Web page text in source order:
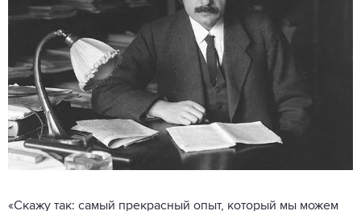
«Скажу так: самый прекрасный опыт, который мы можем